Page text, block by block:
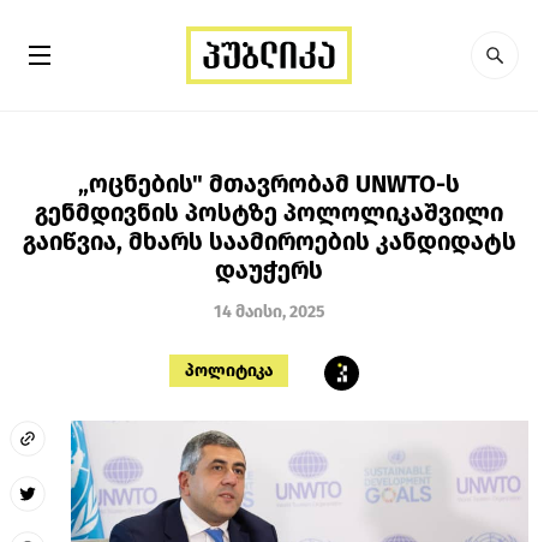
„ოცნების" მთავრობამ UNWTO-ს
გენმდივნის პოსტზე პოლოლიკაშვილი
გაიწვია, მხარს საამიროების კანდიდატს
დაუჭერს
14 მაისი, 2025
პოლიტიკა